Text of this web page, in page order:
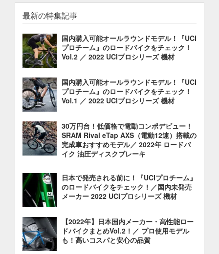
最新の特集記事
国内購入可能オールラウンドモデル！『UCI
プロチーム』のロードバイクをチェック！
Vol.2 ／ 2022 UCIプロシリーズ 機材
国内購入可能オールラウンドモデル！『UCI
プロチーム』のロードバイクをチェック！
Vol.1 ／ 2022 UCIプロシリーズ 機材
30万円台！低価格で電動コンポデビュー！
SRAM Rival eTap AXS（電動12速）搭載の
完成車おすすめモデル／ 2022年 ロードバ
イク 油圧ディスクブレーキ
日本で発売される前に！『UCIプロチーム』
のロードバイクをチェック！／国内未発売
メーカー 2022 UCIプロシリーズ 機材
【2022年】日本国内メーカー・高性能ロー
ドバイクまとめVol.2！／ プロ使用モデル
も！高いコスパと安心の品質